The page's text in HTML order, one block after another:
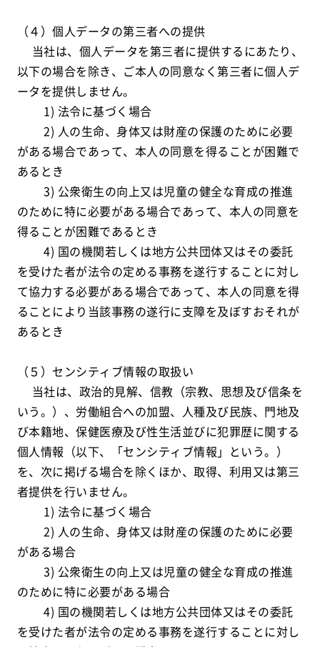
（４）個人データの第三者への提供
当社は、個人データを第三者に提供するにあたり、
以下の場合を除き、ご本人の同意なく第三者に個人デ
ータを提供しません。
1) 法令に基づく場合
2) 人の生命、身体又は財産の保護のために必要
がある場合であって、本人の同意を得ることが困難で
あるとき
3) 公衆衛生の向上又は児童の健全な育成の推進
のために特に必要がある場合であって、本人の同意を
得ることが困難であるとき
4) 国の機関若しくは地方公共団体又はその委託
を受けた者が法令の定める事務を遂行することに対し
て協力する必要がある場合であって、本人の同意を得
ることにより当該事務の遂行に支障を及ぼすおそれが
あるとき
（５）センシティブ情報の取扱い
当社は、政治的見解、信教（宗教、思想及び信条を
いう。）、労働組合への加盟、人種及び民族、門地及
び本籍地、保健医療及び性生活並びに犯罪歴に関する
個人情報（以下、「センシティブ情報」という。）
を、次に掲げる場合を除くほか、取得、利用又は第三
者提供を行いません。
1) 法令に基づく場合
2) 人の生命、身体又は財産の保護のために必要
がある場合
3) 公衆衛生の向上又は児童の健全な育成の推進
のために特に必要がある場合
4) 国の機関若しくは地方公共団体又はその委託
を受けた者が法令の定める事務を遂行することに対し